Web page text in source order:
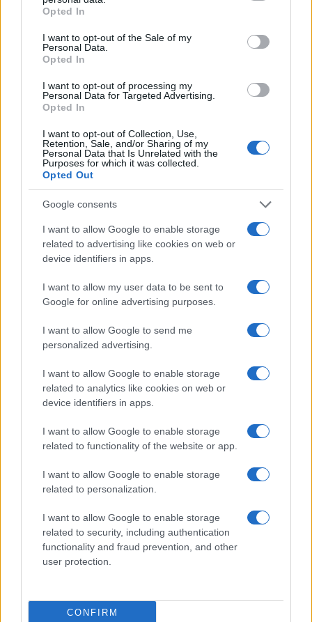
grant or deny consent to Google and its third-party tags to
use your data for below specified purposes in below Google
consent section.
Opted In
I want to opt-out of the Sale of my
Personal Data.
Opted In
I want to opt-out of processing my
Personal Data for Targeted Advertising.
Opted In
I want to opt-out of Collection, Use,
Retention, Sale, and/or Sharing of my
Personal Data that Is Unrelated with the
Purposes for which it was collected.
Opted Out
Google consents
I want to allow Google to enable storage
related to advertising like cookies on web or
device identifiers in apps.
I want to allow my user data to be sent to
Google for online advertising purposes.
I want to allow Google to send me
personalized advertising.
I want to allow Google to enable storage
related to analytics like cookies on web or
device identifiers in apps.
I want to allow Google to enable storage
related to functionality of the website or app.
I want to allow Google to enable storage
related to personalization.
I want to allow Google to enable storage
related to security, including authentication
functionality and fraud prevention, and other
user protection.
CONFIRM
Αντίθετα, οι Έλληνες το ανακαλύπτουν όταν βλέπουν
τον νέο, αυξημένο λογαριασμό τους αφού η ειδοποίηση
60 ημέρες πριν από την τροποποίηση είναι δυσδιάκριτη.
Χαρακτηρίζοντας «σπουδαίο λόγο» την αύξηση της
χονδρεμπορικής τιμής του ρεύματος, κάποιοι
προχωρούν σε τροποποιήσεις με μία «προειδοποίηση»
την οποία εάν δεν την αντιληφθεί ο πελάτης, θεωρούν
πως συναίνεσε στην αλλαγή του τιμολογίου!
Ακολουθείστε το iPaideia.gr στο Google News
TελευταίεςΕιδήσειςγια την Παιδεία και την εργασία
στοiPaideia.gr